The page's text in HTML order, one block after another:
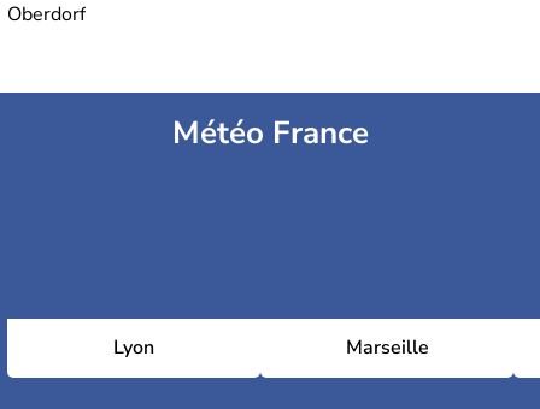
Oberdorf
Météo France
Lyon Marseille